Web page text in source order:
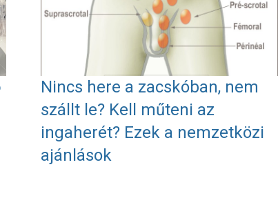
Nincs here a zacskóban, nem
szállt le? Kell műteni az
ingaherét? Ezek a nemzetközi
ajánlások